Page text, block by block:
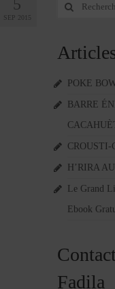
5
SEP 2015
POKE
BARRE
CROUSTI-
H’RIRA
Le Grand
Ebook
Fadila